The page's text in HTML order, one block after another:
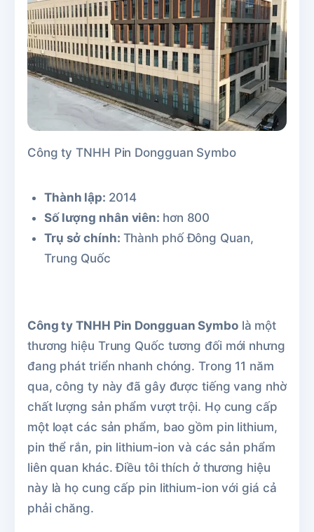
Công ty TNHH Pin Dongguan Symbo
Thành lập: 2014
Số lượng nhân viên: hơn 800
Trụ sở chính: Thành phố Đông Quan,
Trung Quốc
Công ty TNHH Pin Dongguan Symbolà một
thương hiệu Trung Quốc tương đối mới nhưng
đang phát triển nhanh chóng. Trong 11 năm
qua, công ty này đã gây được tiếng vang nhờ
chất lượng sản phẩm vượt trội. Họ cung cấp
một loạt các sản phẩm, bao gồm pin lithium,
pin thể rắn, pin lithium-ion và các sản phẩm
liên quan khác. Điều tôi thích ở thương hiệu
này là họ cung cấp pin lithium-ion với giá cả
phải chăng.